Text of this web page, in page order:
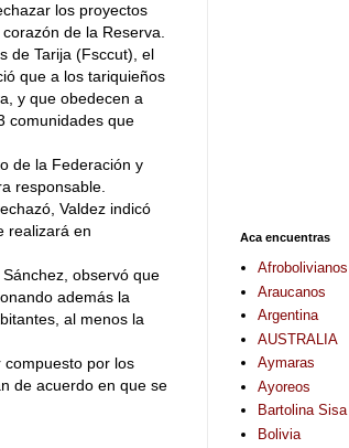
los proyectos
de la Reserva.
de Tarija (Fsccut), el
que a los tariquieños
y que obedecen a
comunidades que
de la Federación y
responsable.
Valdez indicó
realizará en
observó que
además la
al menos la
por los
de acuerdo en que se
Aca encuentras
Afrobolivianos
Araucanos
Argentina
AUSTRALIA
Aymaras
Ayoreos
Bartolina Sisa
Bolivia